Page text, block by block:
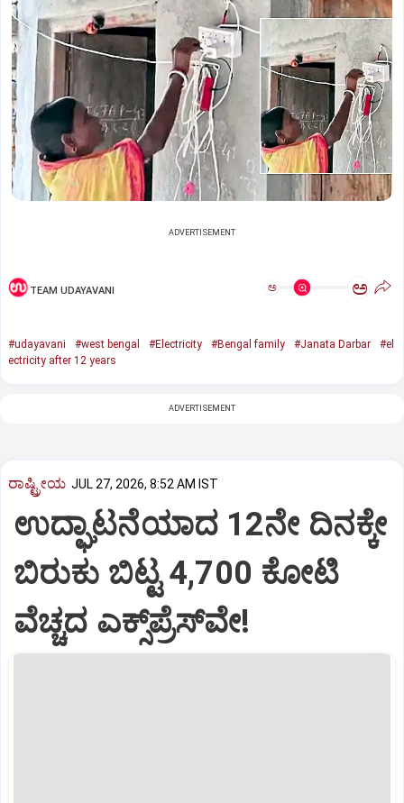
ADVERTISEMENT
TEAM UDAYAVANI ಅ ಅ
#udayavani #west bengal #Electricity #Bengal family #Janata Darbar
#el
ectricity after 12 years
ADVERTISEMENT
ರಾಷ್ಟ್ರೀಯ JUL 27, 2026, 8:52 AM IST
ಉದ್ಘಾಟನೆಯಾದ 12ನೇ ದಿನಕ್ಕೇ
ಬಿರುಕು ಬಿಟ್ಟ 4,700 ಕೋಟಿ
ವೆಚ್ಚದ ಎಕ್ಸ್‌ಪ್ರೆಸ್‌ವೇ!